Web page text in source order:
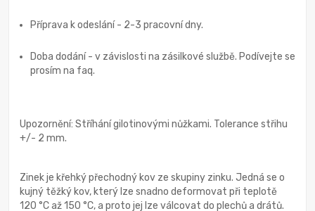
Příprava k odeslání - 2-3 pracovní dny.
Doba dodání - v závislosti na zásilkové službě. Podívejte se
prosím na faq.
Upozornění: Stříhání gilotinovými nůžkami. Tolerance střihu
+/- 2 mm.
Zinek je křehký přechodný kov ze skupiny zinku. Jedná se o
kujný těžký kov, který lze snadno deformovat při teplotě
120 °C až 150 °C, a proto jej lze válcovat do plechů a drátů.